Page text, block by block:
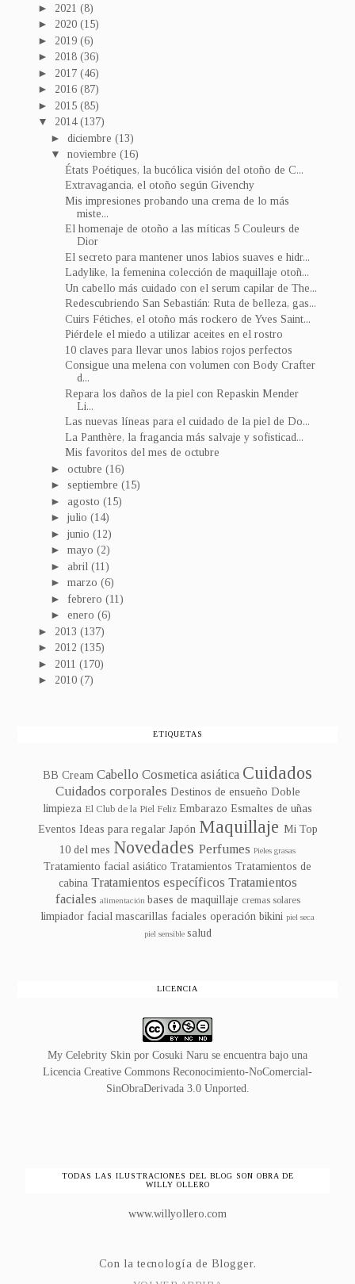
► 2021 (8)
► 2020 (15)
► 2019 (6)
► 2018 (36)
► 2017 (46)
► 2016 (87)
► 2015 (85)
▼ 2014 (137)
►diciembre(13)
▼noviembre(16)
États Poétiques, la bucólica visión del otoño de C...
Extravagancia, el otoño según Givenchy
Mis impresiones probando una crema de lo más
miste...
El homenaje de otoño a las míticas 5 Couleurs de
Dior
El secreto para mantener unos labios suaves e hidr...
Ladylike, la femenina colección de maquillaje otoñ...
Un cabello más cuidado con el serum capilar de The...
Redescubriendo San Sebastián: Ruta de belleza, gas...
Cuirs Fétiches, el otoño más rockero de Yves Saint...
Piérdele el miedo a utilizar aceites en el rostro
10 claves para llevar unos labios rojos perfectos
Consigue una melena con volumen con Body Crafter
d...
Repara los daños de la piel con Repaskin Mender
Li...
Las nuevas líneas para el cuidado de la piel de Do...
La Panthère, la fragancia más salvaje y sofisticad...
Mis favoritos del mes de octubre
►octubre(16)
►septiembre(15)
►agosto(15)
►julio(14)
►junio(12)
►mayo(2)
►abril(11)
►marzo(6)
► febrero(11)
►enero(6)
► 2013 (137)
► 2012 (135)
► 2011 (170)
► 2010 (7)
ETIQUETAS
BB Cream Cabello Cosmetica asiática Cuidados
Cuidados corporales Destinos de ensueño Doble
limpieza El Club de la Piel Feliz Embarazo Esmaltes de uñas
Eventos Ideas para regalar Japón Maquillaje Mi Top
10 del mes Novedades Perfumes Pieles grasas
Tratamiento facial asiático Tratamientos Tratamientos de
cabina Tratamientos específicos Tratamientos
faciales alimentación bases de maquillaje cremas solares
limpiador facial mascarillas faciales operación bikini piel seca
piel sensible salud
LICENCIA
My Celebrity Skin por Cosuki Naru se encuentra bajo una
Licencia Creative Commons Reconocimiento-NoComercial-
SinObraDerivada 3.0 Unported.
TODAS LAS ILUSTRACIONES DEL BLOG SON OBRA DE
WILLY OLLERO
www.willyollero.com
Con la tecnología de Blogger.